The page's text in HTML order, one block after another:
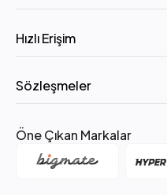
Hızlı Erişim
Sözleşmeler
Öne Çıkan Markalar